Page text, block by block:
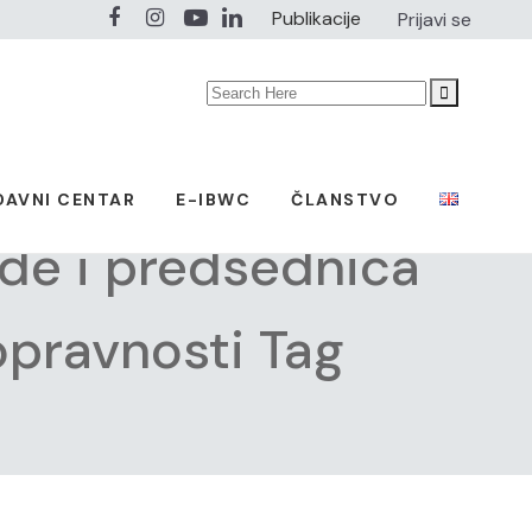
Publikacije Prijavi se
Search
CENTAR E-IBWC ČLANSTVO
i predsednica
Tag